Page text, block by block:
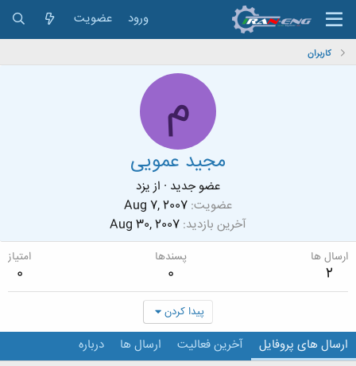
ورود عضویت
کاربران
م
مجید عمویی
عضو جدید · از یزد
عضویت Aug 7, 2007
آخرین بازدید Aug 30, 2007
ارسال ها
2
پسندها
0
امتیاز
0
پیدا کردن
ارسال های پروفایل آخرین فعالیت ارسال ها درباره